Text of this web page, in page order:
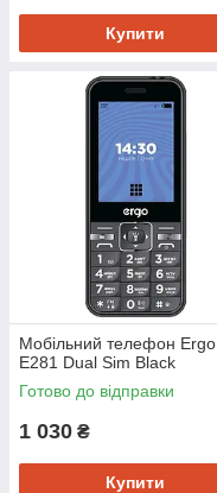
Купити
Мобiльний телефон Ergo
E281 Dual Sim Black
Готово до відправки
1 030 ₴
Купити